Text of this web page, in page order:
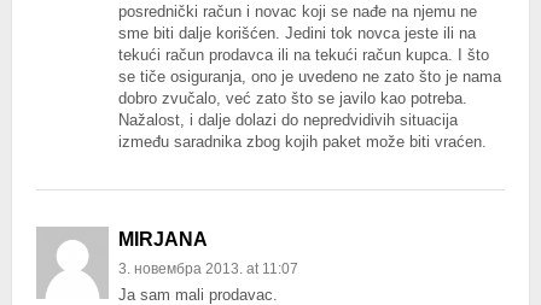
posrednički račun i novac koji se nađe na njemu ne
sme biti dalje korišćen. Jedini tok novca jeste ili na
tekući račun prodavca ili na tekući račun kupca. I što
se tiče osiguranja, ono je uvedeno ne zato što je nama
dobro zvučalo, već zato što se javilo kao potreba.
Nažalost, i dalje dolazi do nepredvidivih situacija
između saradnika zbog kojih paket može biti vraćen.
MIRJANA
3. новембра 2013. at 11:07
Ja sam mali prodavac.